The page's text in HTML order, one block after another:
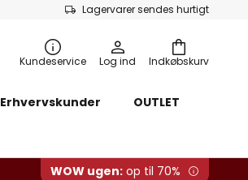
Lagervarer sendes hurtigt
Indkøbskurv
Kundeservice Log ind
Erhvervskunder OUTLET
WOW ugen: op til 70%